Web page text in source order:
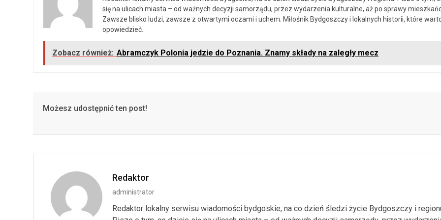
się na ulicach miasta – od ważnych decyzji samorządu, przez wydarzenia kulturalne, aż po sprawy
Zawsze blisko ludzi, zawsze z otwartymi oczami i uchem. Miłośnik Bydgoszczy i lokalnych historii, które
opowiedzieć.
Zobacz również: Abramczyk Polonia jedzie do Poznania. Znamy składy na zaległy mecz
Możesz udostępnić ten post!
Redaktor
administrator
Redaktor lokalny serwisu wiadomości bydgoskie, na co dzień śledzi życie Bydgoszczy i